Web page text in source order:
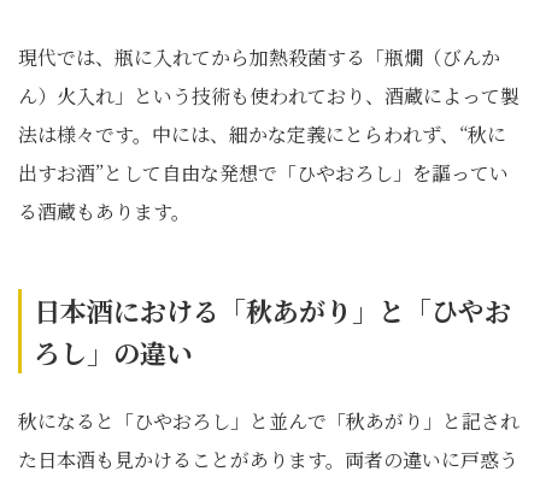
現代では、瓶に入れてから加熱殺菌する「瓶燗（びんか
ん）火入れ」という技術も使われており、酒蔵によって製
法は様々です。中には、細かな定義にとらわれず、“秋に
出すお酒”として自由な発想で「ひやおろし」を謳ってい
る酒蔵もあります。
日本酒における「秋あがり」と「ひやお
ろし」の違い
秋になると「ひやおろし」と並んで「秋あがり」と記され
た日本酒も見かけることがあります。両者の違いに戸惑う